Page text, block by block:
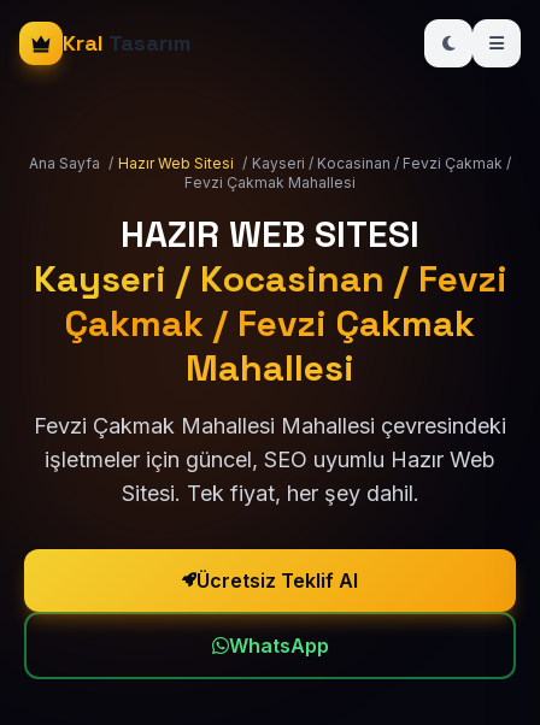
Kral Tasarım
Ana Sayfa / Hazır Web Sitesi / Kayseri / Kocasinan / Fevzi Çakmak /
Fevzi Çakmak Mahallesi
HAZIR WEB SITESI
Kayseri / Kocasinan / Fevzi
Çakmak / Fevzi Çakmak
Mahallesi
Fevzi Çakmak Mahallesi Mahallesi çevresindeki
işletmeler için güncel, SEO uyumlu Hazır Web
Sitesi. Tek fiyat, her şey dahil.
Ücretsiz Teklif Al
WhatsApp